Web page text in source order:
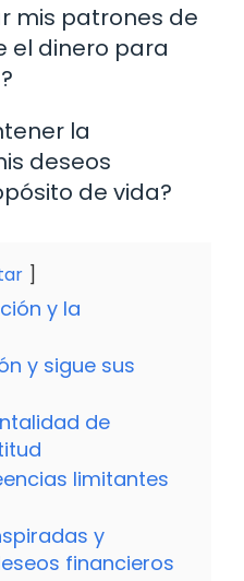
mis patrones de
el dinero para
la
deseos
de vida?
y la
y sigue sus
de
limitantes
y
financieros